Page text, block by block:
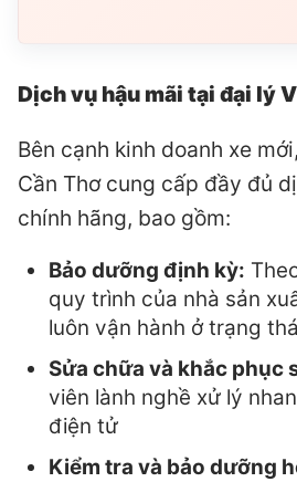
Dịch vụ hậu mãi tại đại lý
Bên cạnh kinh doanh xe
Cần Thơ cung cấp đầy đủ
chính hãng, bao gồm:
Bảo dưỡng định kỳ:
quy trình của nhà sản
luôn vận hành ở trạng
Sửa chữa và khắc phục
viên lành nghề xử lý
điện tử
Kiểm tra và bảo dưỡng